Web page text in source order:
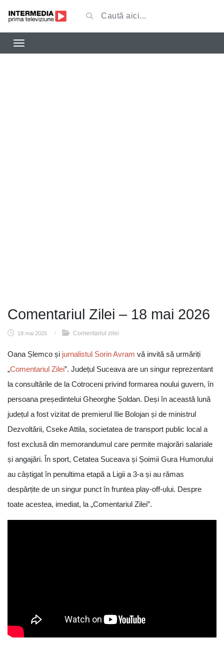
Comentariul Zilei – 18 mai 2026
18 mai 2026 / Comentariul zilei
Oana Șlemco și jurnalistul Sorin Avram vă invită să urmăriți
„Comentariul Zilei”. Județul Suceava are un singur reprezentant
la consultările de la Cotroceni privind formarea noului guvern, în
persoana președintelui Gheorghe Șoldan. Deși în această lună
județul a fost vizitat de premierul Ilie Bolojan și de ministrul
Dezvoltării, Cseke Attila, societatea de transport public local a
fost exclusă din memorandumul care permite majorări salariale
și angajări. În sport, Cetatea Suceava și Șoimii Gura Humorului
au câștigat în penultima etapă a Ligii a 3-a și au rămas
despărțite de un singur punct în fruntea play-off-ului. Despre
toate acestea, imediat, la „Comentariul Zilei”.